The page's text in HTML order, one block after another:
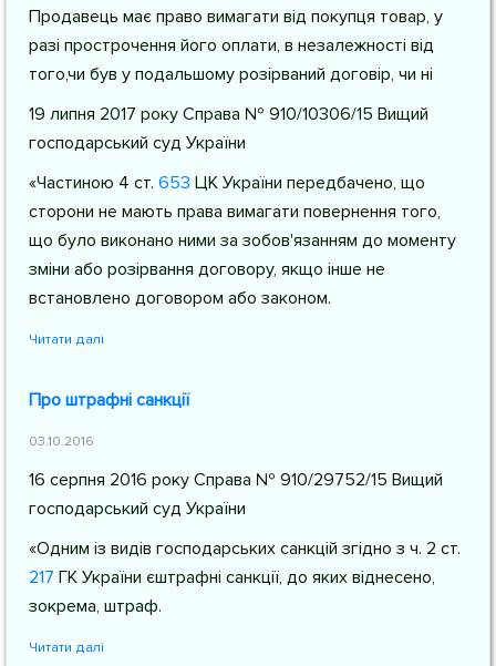
Продавець має право вимагати від покупця товар, у
разі прострочення його оплати, в незалежності від
того,чи був у подальшому розірваний договір, чи ні
19 липня 2017 року Справа № 910/10306/15 Вищий
господарський суд України
«Частиною 4 ст. 653 ЦК України передбачено, що
сторони не мають права вимагати повернення того,
що було виконано ними за зобов'язанням до моменту
зміни або розірвання договору, якщо інше не
встановлено договором або законом.
Читати далі
Про штрафні санкції
03.10.2016
16 серпня 2016 року Справа № 910/29752/15 Вищий
господарський суд України
«Одним із видів господарських санкцій згідно з ч. 2 ст.
217 ГК України єштрафні санкції, до яких віднесено,
зокрема, штраф.
Читати далі